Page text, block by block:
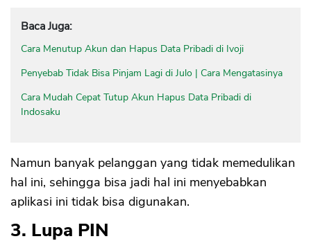
Baca Juga:
Cara Menutup Akun dan Hapus Data Pribadi di Ivoji
Penyebab Tidak Bisa Pinjam Lagi di Julo | Cara Mengatasinya
Cara Mudah Cepat Tutup Akun Hapus Data Pribadi di
Indosaku
Namun banyak pelanggan yang tidak memedulikan
hal ini, sehingga bisa jadi hal ini menyebabkan
aplikasi ini tidak bisa digunakan.
3. Lupa PIN